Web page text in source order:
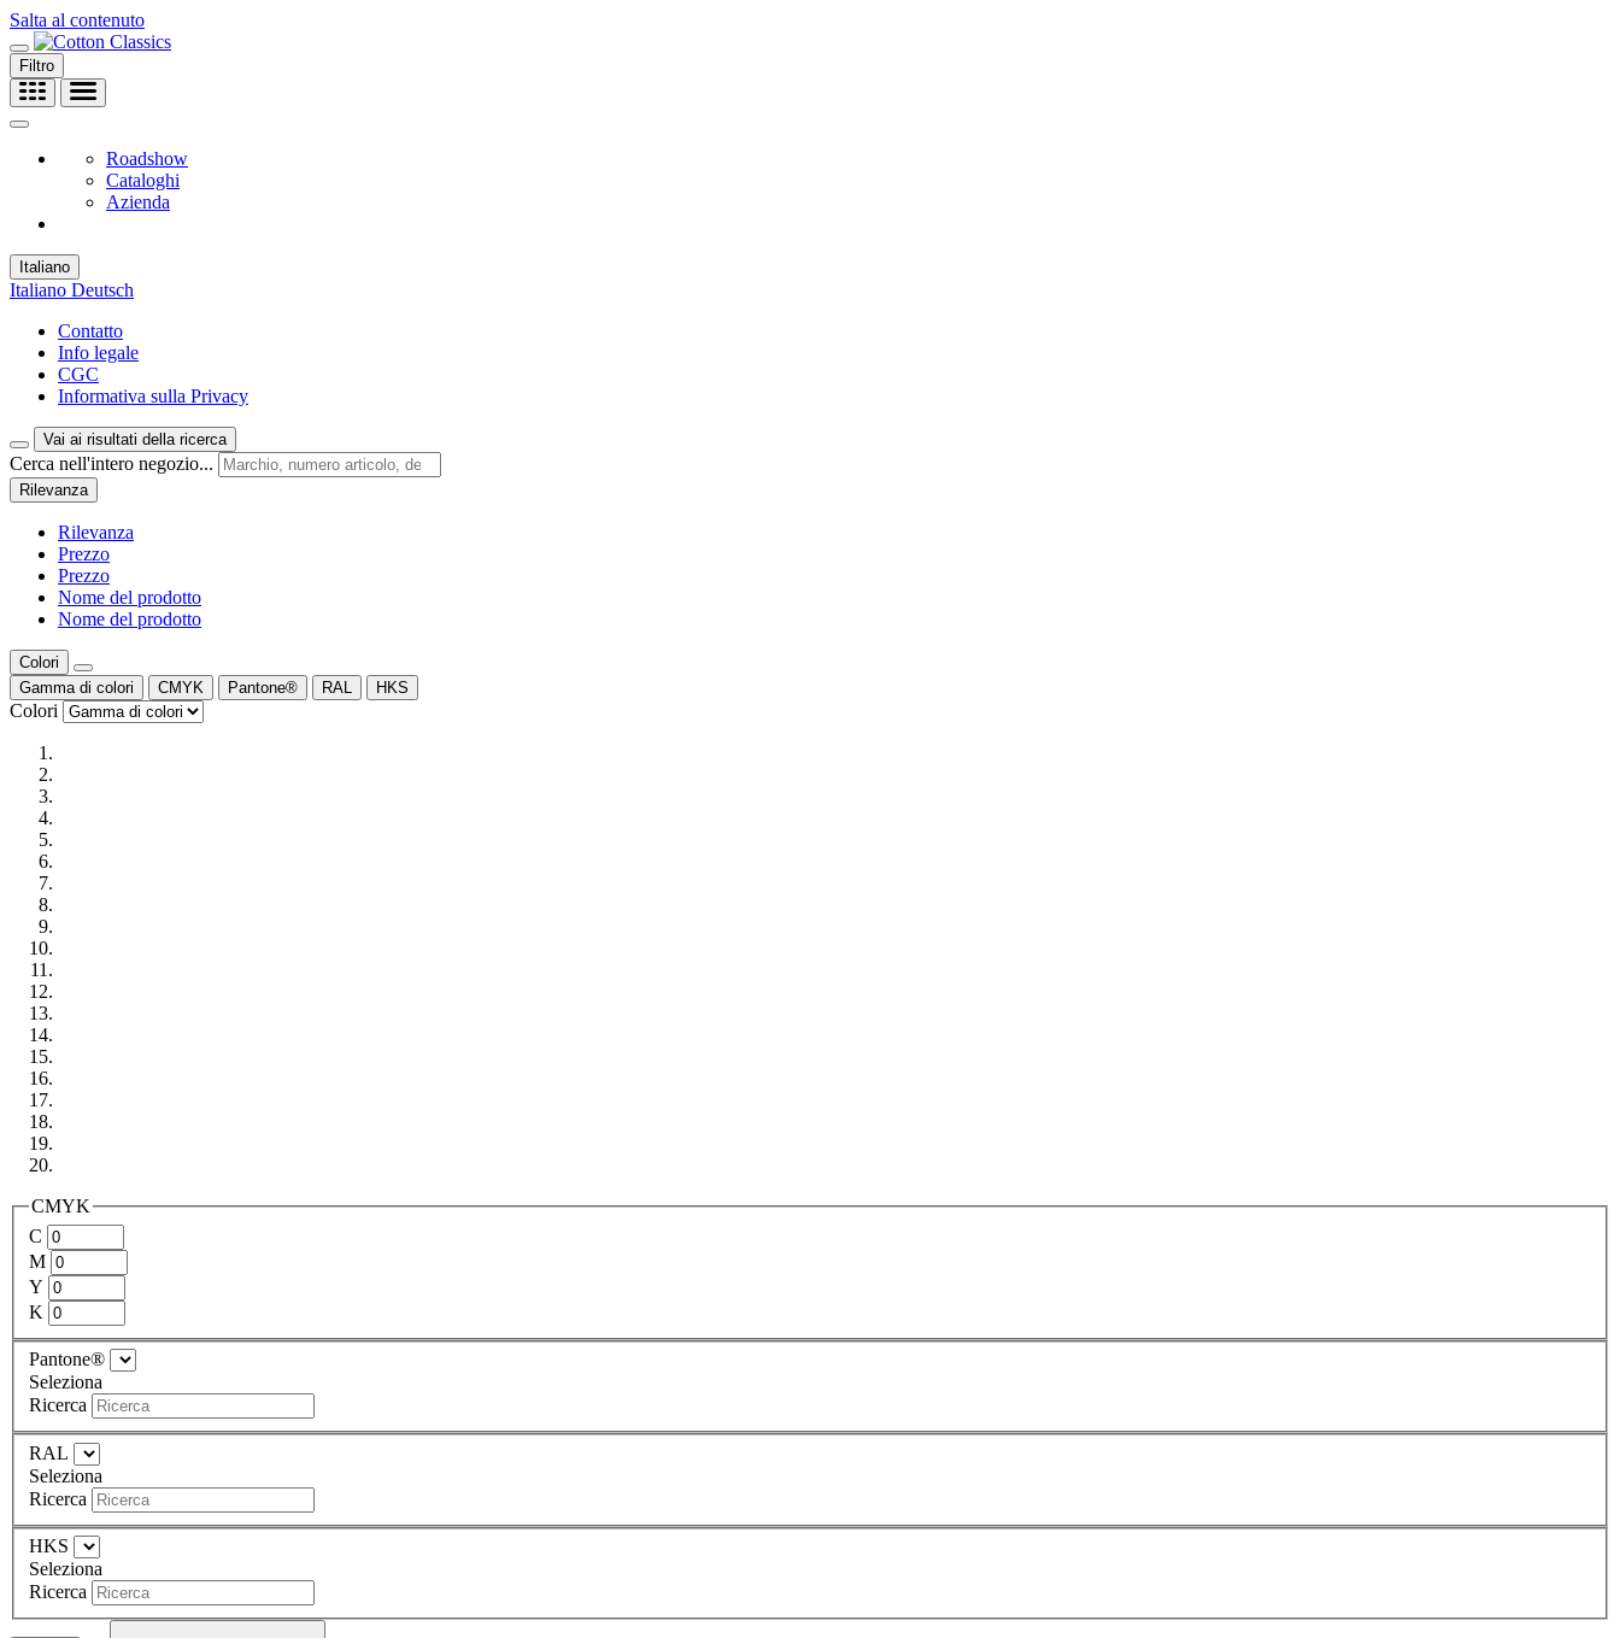
Salta al contenuto
Filtro
Roadshow
Cataloghi
Azienda
Italiano
Italiano Deutsch
Contatto
Info legale
CGC
Informativa sulla Privacy
Vai ai risultati della ricerca
Cerca nell'intero negozio...
Rilevanza
Rilevanza
Prezzo
Prezzo
Nome del prodotto
Nome del prodotto
Colori
Gamma di colori
CMYK Pantone® RAL HKS
Colori
CMYK
C
M
Y
K
Pantone®
Seleziona
Ricerca
RAL
Seleziona
Ricerca
HKS
Seleziona
Ricerca